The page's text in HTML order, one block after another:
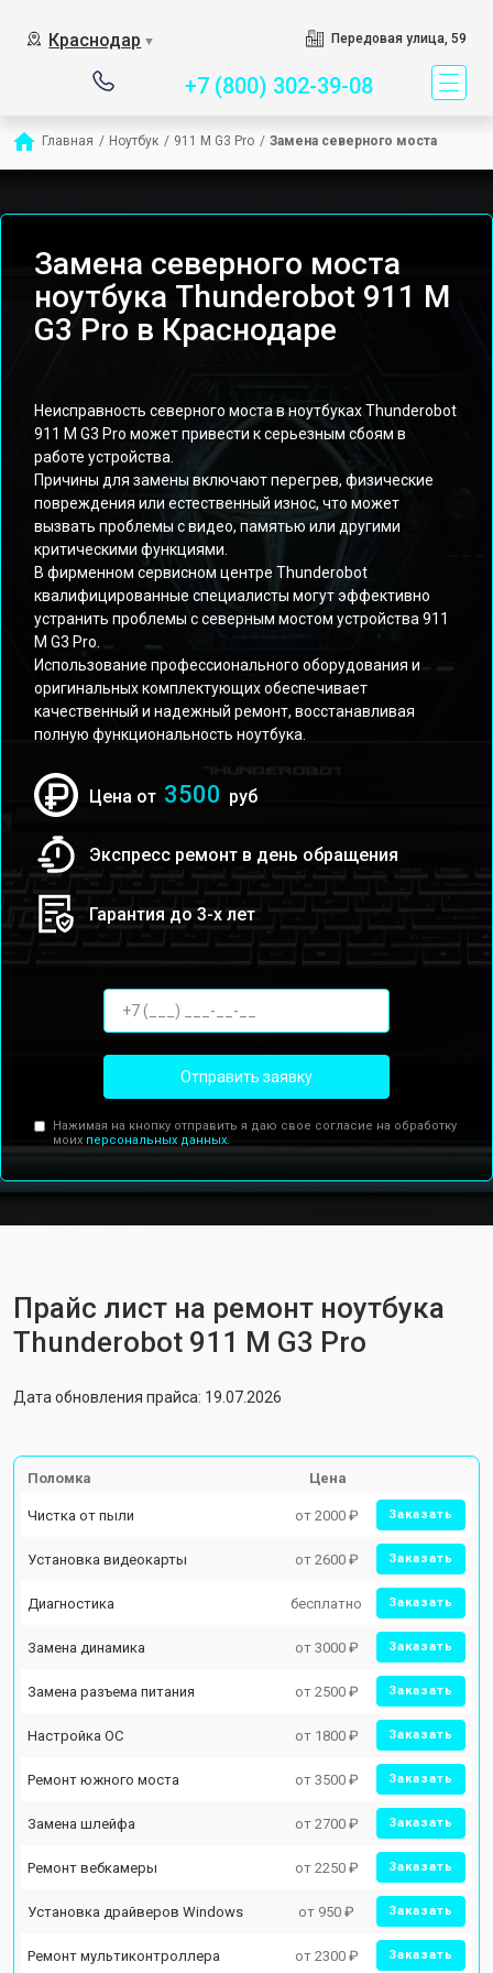
Краснодар ▼ Передовая улица, 59
+7 (800) 302-39-08
Главная / Ноутбук / 911 M G3 Pro / Замена северного моста
Замена северного моста
ноутбука Thunderobot 911 M
G3 Pro в Краснодаре
Неисправность северного моста в ноутбуках Thunderobot
911 M G3 Pro может привести к серьезным сбоям в
работе устройства.
Причины для замены включают перегрев, физические
повреждения или естественный износ, что может
вызвать проблемы с видео, памятью или другими
критическими функциями.
В фирменном сервисном центре Thunderobot
квалифицированные специалисты могут эффективно
устранить проблемы с северным мостом устройства 911
M G3 Pro.
Использование профессионального оборудования и
оригинальных комплектующих обеспечивает
качественный и надежный ремонт, восстанавливая
полную функциональность ноутбука.
Цена от 3500 руб
Экспресс ремонт в день обращения
Гарантия до 3-х лет
Отправить заявку
Нажимая на кнопку отправить я даю свое согласие на обработку
моих персональных данных.
Прайс лист на ремонт ноутбука
Thunderobot 911 M G3 Pro
Дата обновления прайса: 19.07.2026
Поломка Цена
Чистка от пыли от 2000 ₽ Заказать
Установка видеокарты от 2600 ₽ Заказать
Диагностика бесплатно Заказать
Замена динамика от 3000 ₽ Заказать
Замена разъема питания от 2500 ₽ Заказать
Настройка ОС от 1800 ₽ Заказать
Ремонт южного моста от 3500 ₽ Заказать
Замена шлейфа от 2700 ₽ Заказать
Ремонт вебкамеры от 2250 ₽ Заказать
Установка драйверов Windows от 950 ₽ Заказать
Ремонт мультиконтроллера от 2300 ₽ Заказать